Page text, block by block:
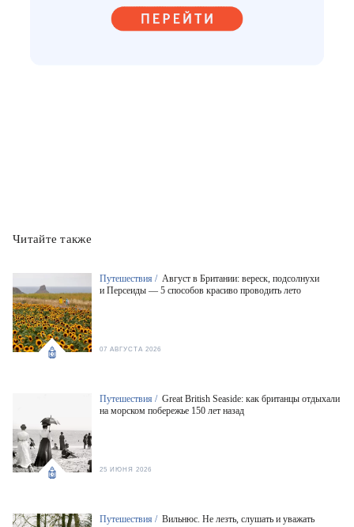
Читайте также
Путешествия / Август в Британии: вереск, подсолнухи
и Персеиды — 5 способов красиво проводить лето
07 АВГУСТА 2026
Путешествия / Great British Seaside: как британцы отдыхали
на морском побережье 150 лет назад
25 ИЮНЯ 2026
Путешествия / Вильнюс. Не лезть, слушать и уважать